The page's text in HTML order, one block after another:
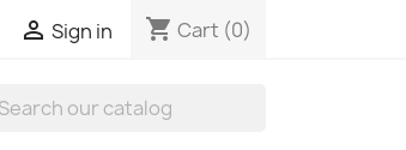
 Sign in shopping_cart Cart (0)